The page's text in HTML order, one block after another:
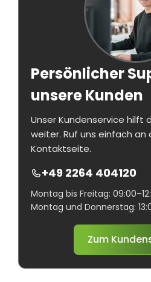
Persönlicher
unsere Kunden
Unser Kundenservice hilft
weiter. Ruf uns einfach an
Kontaktseite.
+49 2264 404120
Montag bis Freitag:
Montag und Donnerstag:
Zum